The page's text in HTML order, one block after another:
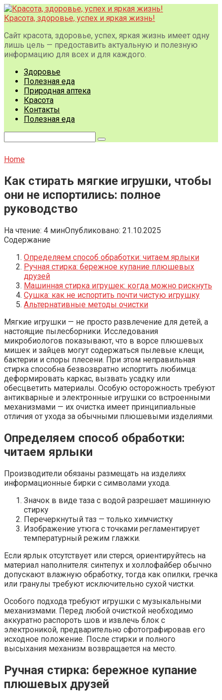
Перейти
к
Красота, здоровье, успех и яркая жизнь!
Сайт красота, здоровье, успех, яркая жизнь имеет одну
лишь цель — предоставить актуальную и полезную
информацию для всех и для каждого.
Здоровье
Полезная еда
Природная аптека
Красота
Контакты
Полезная еда
Home
Как стирать мягкие игрушки, чтобы
они не испортились: полное
руководство
На чтение: 4 минОпубликовано: 21.10.2025
Содержание
Определяем способ обработки: читаем ярлыки
Ручная стирка: бережное купание плюшевых
друзей
Машинная стирка игрушек: когда можно рискнуть
Сушка: как не испортить почти чистую игрушку
Альтернативные методы очистки
Мягкие игрушки — не просто развлечение для детей, а
настоящие пылесборники. Исследования
микробиологов показывают, что в ворсе плюшевых
мишек и зайцев могут содержаться пылевые клещи,
бактерии и споры плесени. При этом неправильная
стирка способна безвозвратно испортить любимца:
деформировать каркас, вызвать усадку или
обесцветить материалы. Особую осторожность требуют
антикварные и электронные игрушки со встроенными
механизмами — их очистка имеет принципиальные
отличия от ухода за обычными плюшевыми изделиями.
Определяем способ обработки:
читаем ярлыки
Производители обязаны размещать на изделиях
информационные бирки с символами ухода.
Значок в виде таза с водой разрешает машинную
стирку
Перечеркнутый таз — только химчистку
Изображение утюга с точками регламентирует
температурный режим глажки.
Если ярлык отсутствует или стерся, ориентируйтесь на
материал наполнителя: синтепух и холлофайбер обычно
допускают влажную обработку, тогда как опилки, гречка
или гранулы требуют исключительно сухой чистки.
Особого подхода требуют игрушки с музыкальными
механизмами. Перед любой очисткой необходимо
аккуратно распороть шов и извлечь блок с
электроникой, предварительно сфотографировав его
исходное положение. После стирки и полного
высыхания механизм возвращается на место.
Ручная стирка: бережное купание
плюшевых друзей